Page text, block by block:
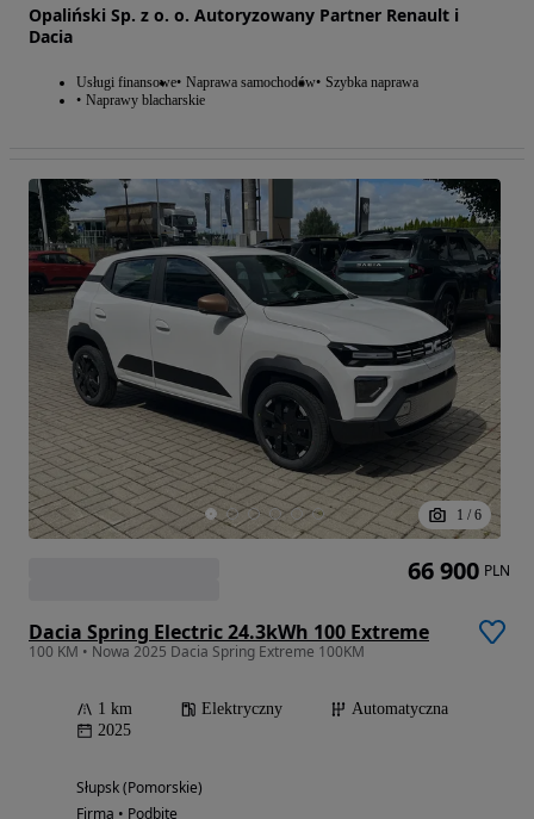
Opaliński Sp. z o. o. Autoryzowany Partner Renault i
Dacia
Usługi finansowe Naprawa samochodów Szybka naprawa
Naprawy blacharskie
1 / 6
Dacia Spring Electric 24.3kWh 100 Extreme
100 KM • Nowa 2025 Dacia Spring Extreme 100KM
1 km Elektryczny
Automatyczna
2025
Słupsk (Pomorskie)
Firma • Podbite
66 900 PLN